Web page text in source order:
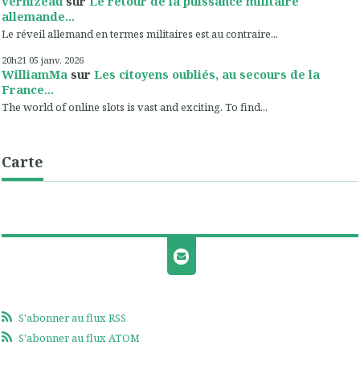
allemande...
Le réveil allemand en termes militaires est au contraire...
20h21 05 janv. 2026
WilliamMa sur Les citoyens oubliés, au secours de la
France...
The world of online slots is vast and exciting. To find...
Carte
S'abonner au flux RSS
S'abonner au flux ATOM